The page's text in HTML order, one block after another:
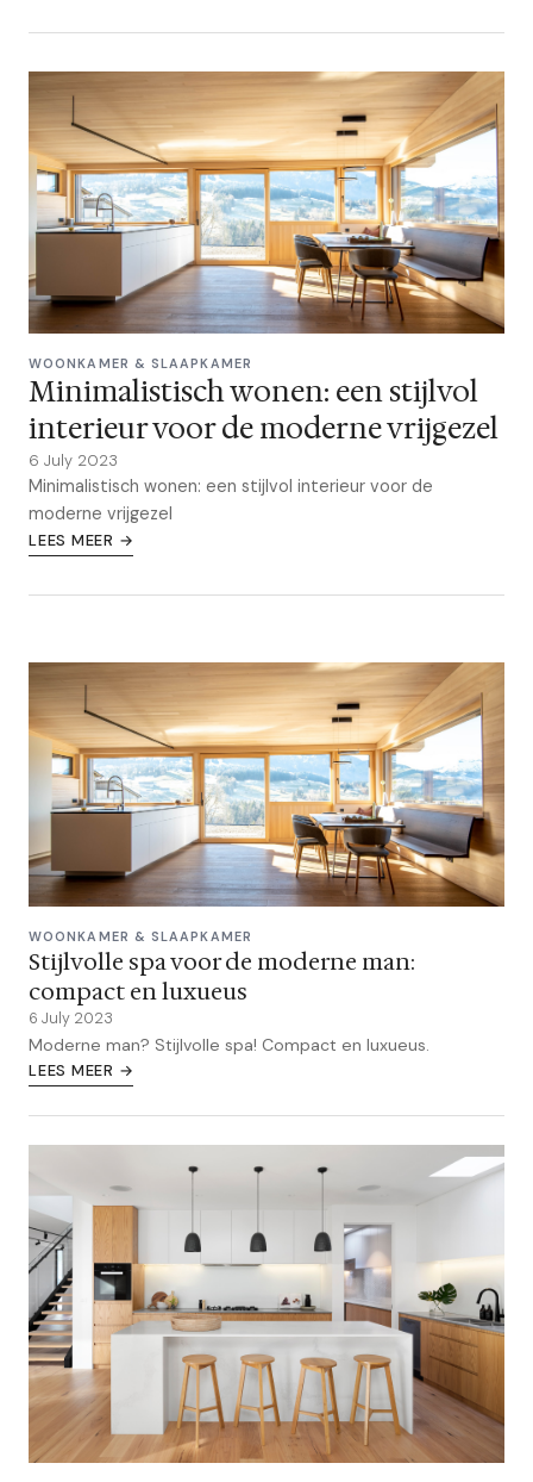
WOONKAMER & SLAAPKAMER
Minimalistisch wonen: een stijlvol
interieur voor de moderne vrijgezel
6 July 2023
Minimalistisch wonen: een stijlvol interieur voor de
moderne vrijgezel
LEES MEER →
WOONKAMER & SLAAPKAMER
Stijlvolle spa voor de moderne man:
compact en luxueus
6 July 2023
Moderne man? Stijlvolle spa! Compact en luxueus.
LEES MEER →